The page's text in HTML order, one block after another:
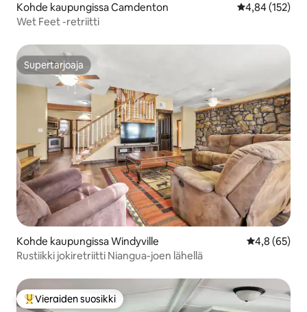
Kohde kaupungissa Camdenton
4,84 (152)
Wet Feet -retriitti
Supertarjoaja
Supertarjoaja
Kohde kaupungissa Windyville
4,8 (65)
Rustiikki jokiretriitti Niangua-joen lähellä
Vieraiden suosikkien parhaimmistoa
Vieraiden suosikki